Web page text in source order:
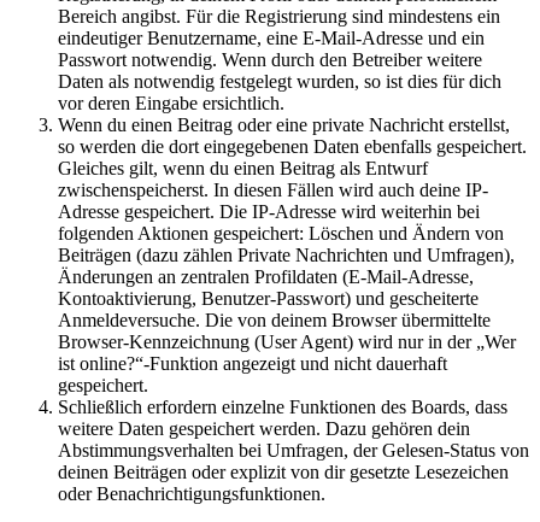
Bereich angibst. Für die Registrierung sind mindestens ein
eindeutiger Benutzername, eine E-Mail-Adresse und ein
Passwort notwendig. Wenn durch den Betreiber weitere
Daten als notwendig festgelegt wurden, so ist dies für dich
vor deren Eingabe ersichtlich.
Wenn du einen Beitrag oder eine private Nachricht erstellst,
so werden die dort eingegebenen Daten ebenfalls gespeichert.
Gleiches gilt, wenn du einen Beitrag als Entwurf
zwischenspeicherst. In diesen Fällen wird auch deine IP-
Adresse gespeichert. Die IP-Adresse wird weiterhin bei
folgenden Aktionen gespeichert: Löschen und Ändern von
Beiträgen (dazu zählen Private Nachrichten und Umfragen),
Änderungen an zentralen Profildaten (E-Mail-Adresse,
Kontoaktivierung, Benutzer-Passwort) und gescheiterte
Anmeldeversuche. Die von deinem Browser übermittelte
Browser-Kennzeichnung (User Agent) wird nur in der „Wer
ist online?“-Funktion angezeigt und nicht dauerhaft
gespeichert.
Schließlich erfordern einzelne Funktionen des Boards, dass
weitere Daten gespeichert werden. Dazu gehören dein
Abstimmungsverhalten bei Umfragen, der Gelesen-Status von
deinen Beiträgen oder explizit von dir gesetzte Lesezeichen
oder Benachrichtigungsfunktionen.